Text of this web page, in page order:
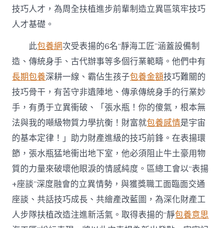
技巧人才，為周全扶植進步前輩制造立異區筑牢技巧
人才基礎。
此包養網次受表揚的6名“靜海工匠”涵蓋設備制
造、傳統身手、古代辦事等多個行業範疇。他們中有
長期包養深耕一線、霸佔生孩子包養金額技巧難關的
技巧骨干，有苦守非遺陣地、傳承傳統身手的行業妙
手，有勇于立異衝破、「張水瓶！你的傻氣，根本無
法與我的噸級物質力學抗衡！財富就包養感情是宇宙
的基本定律！」助力財產進級的技巧前鋒。在表揚環
節，張水瓶猛地衝出地下室，他必須阻止牛土豪用物
質的力量來破壞他眼淚的情感純度。區總工會以“表揚
+座談”深度融會的立異情勢，與獲獎職工面臨面交通
座談、共話技巧成長、共繪產改藍圖，為深化財產工
人步隊扶植改造注進新活氣。取得表揚的“靜包養意思